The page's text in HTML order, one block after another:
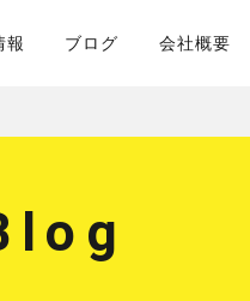
報 ブログ 会社概要